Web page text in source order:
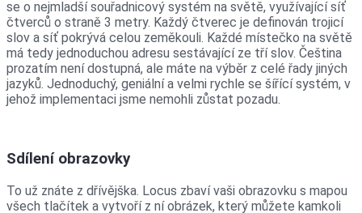
se o nejmladší souřadnicový systém na světě, využívající síť
čtverců o straně 3 metry. Každý čtverec je definován trojicí
slov a síť pokrývá celou zeměkouli. Každé místečko na světě
má tedy jednoduchou adresu sestávající ze tří slov. Čeština
prozatím není dostupná, ale máte na výběr z celé řady jiných
jazyků. Jednoduchý, geniální a velmi rychle se šířící systém, v
jehož implementaci jsme nemohli zůstat pozadu.
Sdílení obrazovky
To už znáte z dřívějška. Locus zbaví vaši obrazovku s mapou
všech tlačítek a vytvoří z ní obrázek, který můžete kamkoli